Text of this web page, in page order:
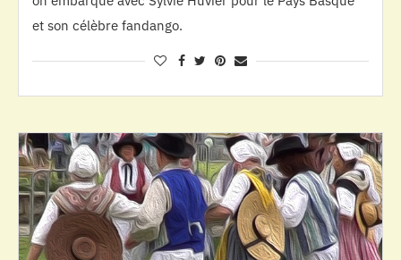
et son célèbre fandango.